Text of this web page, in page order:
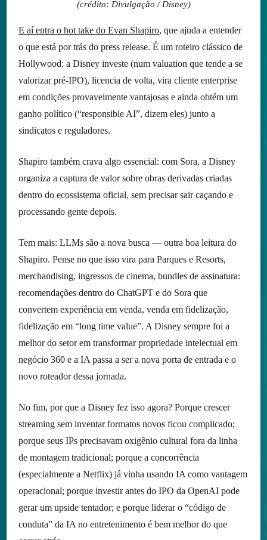
(crédito: Divulgação / Disney)
E aí entra o hot take do Evan Shapiro, que ajuda a entender
o que está por trás do press release. É um roteiro clássico de
Hollywood: a Disney investe (num valuation que tende a se
valorizar pré-IPO), licencia de volta, vira cliente enterprise
em condições provavelmente vantajosas e ainda obtém um
ganho político (“responsible AI”, dizem eles) junto a
sindicatos e reguladores.
Shapiro também crava algo essencial: com Sora, a Disney
organiza a captura de valor sobre obras derivadas criadas
dentro do ecossistema oficial, sem precisar sair caçando e
processando gente depois.
Tem mais: LLMs são a nova busca — outra boa leitura do
Shapiro. Pense no que isso vira para Parques e Resorts,
merchandising, ingressos de cinema, bundles de assinatura:
recomendações dentro do ChatGPT e do Sora que
convertem experiência em venda, venda em fidelização,
fidelização em “long time value”. A Disney sempre foi a
melhor do setor em transformar propriedade intelectual em
negócio 360 e a IA passa a ser a nova porta de entrada e o
novo roteador dessa jornada.
No fim, por que a Disney fez isso agora? Porque crescer
streaming sem inventar formatos novos ficou complicado;
porque seus IPs precisavam oxigênio cultural fora da linha
de montagem tradicional; porque a concorrência
(especialmente a Netflix) já vinha usando IA como vantagem
operacional; porque investir antes do IPO da OpenAI pode
gerar um upside tentador; e porque liderar o “código de
conduta” da IA no entretenimento é bem melhor do que